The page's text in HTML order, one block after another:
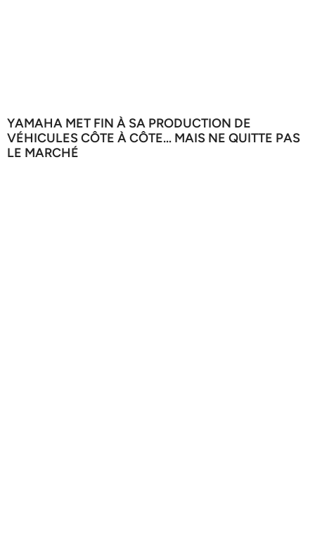
YAMAHA MET FIN À SA PRODUCTION DE
VÉHICULES CÔTE À CÔTE… MAIS NE QUITTE PAS
LE MARCHÉ